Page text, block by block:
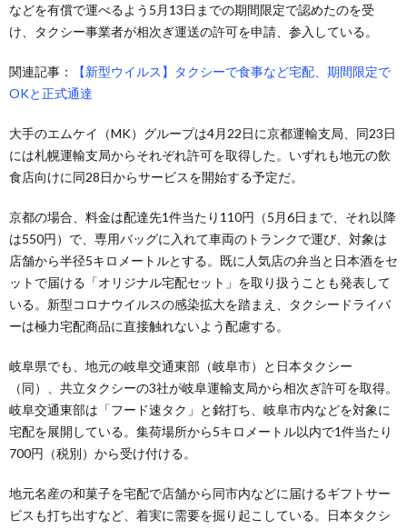
などを有償で運べるよう5月13日までの期間限定で認めたのを受
け、タクシー事業者が相次ぎ運送の許可を申請、参入している。
関連記事：
【新型ウイルス】タクシーで食事など宅配、期間限定で
OKと正式通達
大手のエムケイ（MK）グループは4月22日に京都運輸支局、同23日
には札幌運輸支局からそれぞれ許可を取得した。いずれも地元の飲
食店向けに同28日からサービスを開始する予定だ。
京都の場合、料金は配達先1件当たり110円（5月6日まで、それ以降
は550円）で、専用バッグに入れて車両のトランクで運び、対象は
店舗から半径5キロメートルとする。既に人気店の弁当と日本酒をセ
ットで届ける「オリジナル宅配セット」を取り扱うことも発表して
いる。新型コロナウイルスの感染拡大を踏まえ、タクシードライバ
ーは極力宅配商品に直接触れないよう配慮する。
岐阜県でも、地元の岐阜交通東部（岐阜市）と日本タクシー
（同）、共立タクシーの3社が岐阜運輸支局から相次ぎ許可を取得。
岐阜交通東部は「フード速タク」と銘打ち、岐阜市内などを対象に
宅配を展開している。集荷場所から5キロメートル以内で1件当たり
700円（税別）から受け付ける。
地元名産の和菓子を宅配で店舗から同市内などに届けるギフトサー
ビスも打ち出すなど、着実に需要を掘り起こしている。日本タクシ